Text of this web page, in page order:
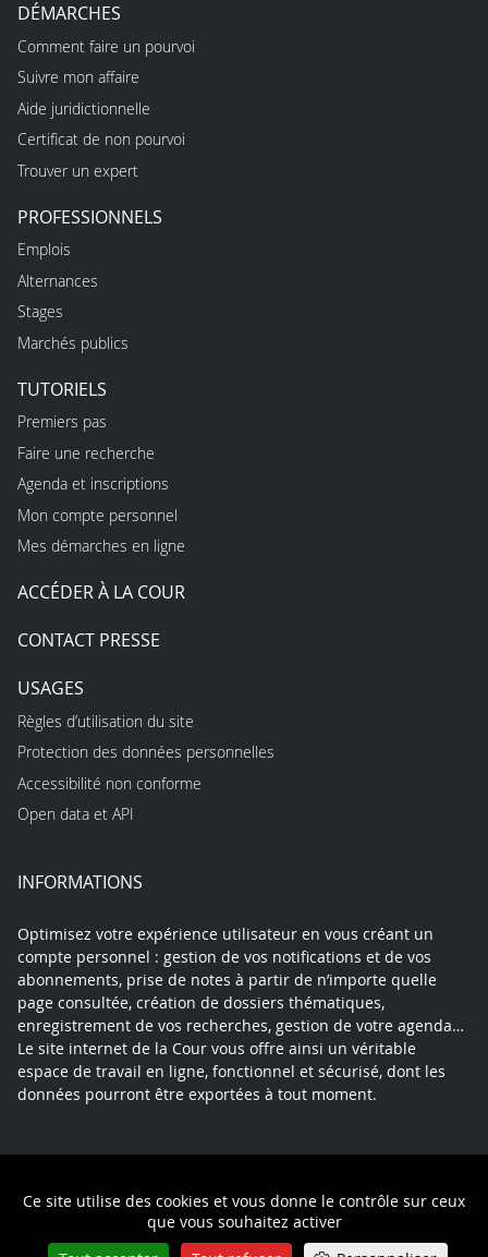
Ce site utilise des cookies et vous donne le contrôle sur ceux
que vous souhaitez activer
DÉMARCHES
Comment faire un pourvoi
Suivre mon affaire
Aide juridictionnelle
Certificat de non pourvoi
Trouver un expert
PROFESSIONNELS
Emplois
Alternances
Stages
Marchés publics
TUTORIELS
Premiers pas
Faire une recherche
Agenda et inscriptions
Mon compte personnel
Mes démarches en ligne
ACCÉDER À LA COUR
CONTACT PRESSE
USAGES
Règles d’utilisation du site
Protection des données personnelles
Accessibilité non conforme
Open data et API
INFORMATIONS
Optimisez votre expérience utilisateur en vous créant un
compte personnel : gestion de vos notifications et de vos
abonnements, prise de notes à partir de n’importe quelle
page consultée, création de dossiers thématiques,
enregistrement de vos recherches, gestion de votre agenda…
Le site internet de la Cour vous offre ainsi un véritable
espace de travail en ligne, fonctionnel et sécurisé, dont les
données pourront être exportées à tout moment.
Politique de confidentialité